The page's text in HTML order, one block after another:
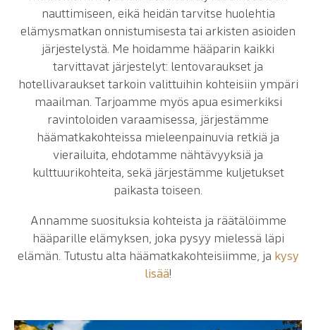
nauttimiseen, eikä heidän tarvitse huolehtia
elämysmatkan onnistumisesta tai arkisten asioiden
järjestelystä. Me hoidamme hääparin kaikki
tarvittavat järjestelyt: lentovaraukset ja
hotellivaraukset tarkoin valittuihin kohteisiin ympäri
maailman. Tarjoamme myös apua esimerkiksi
ravintoloiden varaamisessa, järjestämme
häämatkakohteissa mieleenpainuvia retkiä ja
vierailuita, ehdotamme nähtävyyksiä ja
kulttuurikohteita, sekä järjestämme kuljetukset
paikasta toiseen.
Annamme suosituksia kohteista ja räätälöimme
hääparille elämyksen, joka pysyy mielessä läpi
elämän. Tutustu alta häämatkakohteisiimme, ja kysy
lisää!